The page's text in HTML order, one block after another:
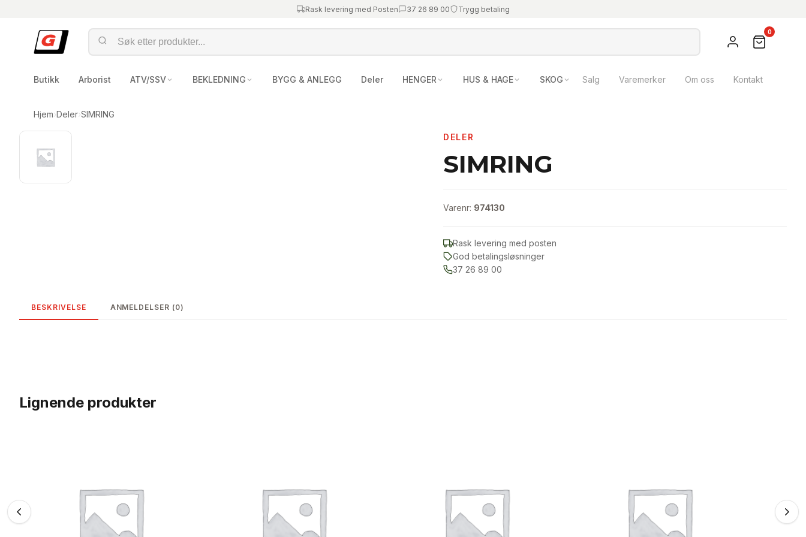
Rask levering med Posten 37 26 89 00 Trygg betaling
0
Butikk Arborist ATV/SSV BEKLEDNING BYGG & ANLEGG Deler HENGER HUS & HAGE SKOG Salg Varemerker Om oss Kontakt
Hjem›Deler›SIMRING
DELER
SIMRING
Varenr: 974130
Rask levering med posten
God betalingsløsninger
37 26 89 00
BESKRIVELSE ANMELDELSER (0)
Lignende produkter